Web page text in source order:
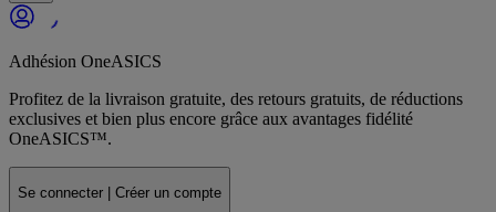
Adhésion OneASICS
Profitez de la livraison gratuite, des retours gratuits, de réductions
exclusives et bien plus encore grâce aux avantages fidélité
OneASICS™.
Se connecter | Créer un compte